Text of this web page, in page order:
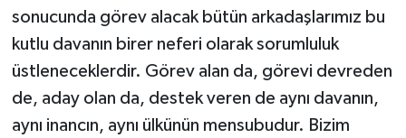
sonucunda görev alacak bütün arkadaşlarımız bu
kutlu davanın birer neferi olarak sorumluluk
üstleneceklerdir. Görev alan da, görevi devreden
de, aday olan da, destek veren de aynı davanın,
aynı inancın, aynı ülkünün mensubudur. Bizim